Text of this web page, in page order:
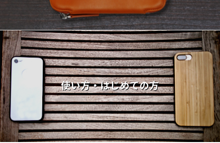
使い方・はじめての方